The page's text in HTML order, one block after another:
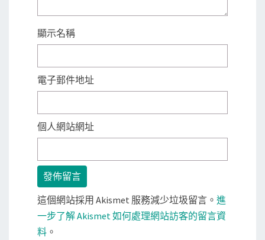
顯示名稱
電子郵件地址
個人網站網址
這個網站採用 Akismet 服務減少垃圾留言。 進
一步了解 Akismet 如何處理網站訪客的留言資
料 。